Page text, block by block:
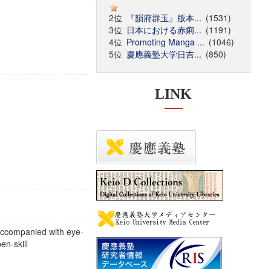
with eye-
skill
2位
『韻府群玉』版本... (1531)
3位 日本における赤痢... (1191)
4位 Promoting Manga ... (1046)
5位 慶應義塾大学日吉... (850)
LINK